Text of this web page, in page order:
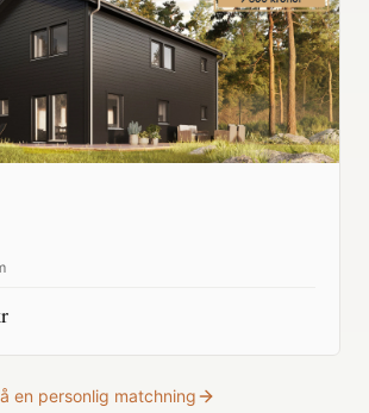
en personlig matchning